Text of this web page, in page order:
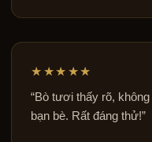
★★★★★
“Bò tươi thấy rõ,
bạn bè. Rất đáng thử!”